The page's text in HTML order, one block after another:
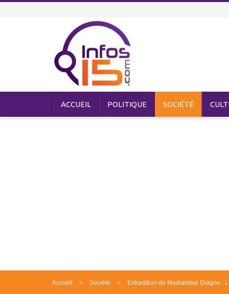
ACCUEIL POLITIQUE SOCIÉTÉ
Accueil Société Extradition de Madiambal Diagne :